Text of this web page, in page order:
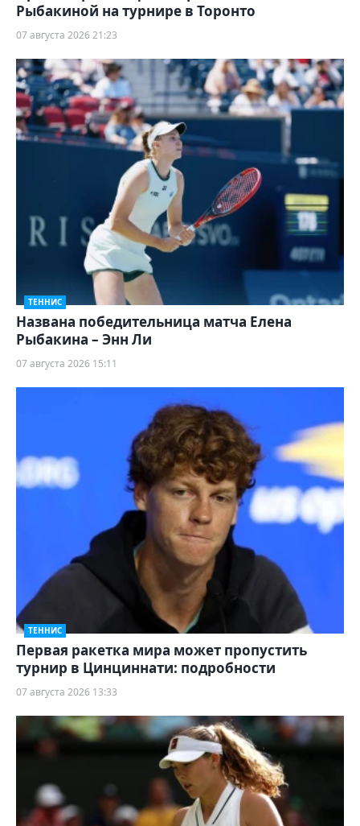
Рыбакиной на турнире в Торонто
07 августа 2026 21:23
ТЕННИС
Названа победительница матча Елена
Рыбакина – Энн Ли
07 августа 2026 15:11
ТЕННИС
Первая ракетка мира может пропустить
турнир в Цинциннати: подробности
07 августа 2026 13:33